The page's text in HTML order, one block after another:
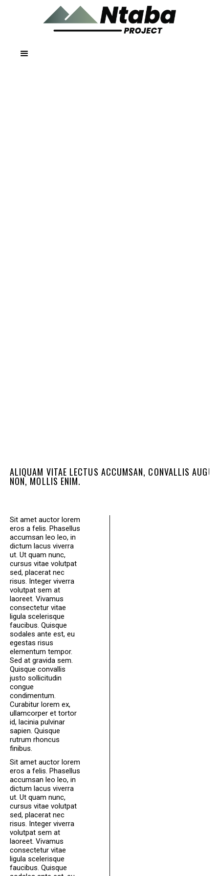
ALIQUAM VITAE LECTUS ACCUMSAN, CONVALLIS AUGUE
NON, MOLLIS ENIM.
Sit amet auctor lorem
eros a felis. Phasellus
accumsan leo leo, in
dictum lacus viverra
ut. Ut quam nunc,
cursus vitae volutpat
sed, placerat nec
risus. Integer viverra
volutpat sem at
laoreet. Vivamus
consectetur vitae
ligula scelerisque
faucibus. Quisque
sodales ante est, eu
egestas risus
elementum tempor.
Sed at gravida sem.
Quisque convallis
justo sollicitudin
congue
condimentum.
Curabitur lorem ex,
ullamcorper et tortor
id, lacinia pulvinar
sapien. Quisque
rutrum rhoncus
finibus.
Sit amet auctor lorem
eros a felis. Phasellus
accumsan leo leo, in
dictum lacus viverra
ut. Ut quam nunc,
cursus vitae volutpat
sed, placerat nec
risus. Integer viverra
volutpat sem at
laoreet. Vivamus
consectetur vitae
ligula scelerisque
faucibus. Quisque